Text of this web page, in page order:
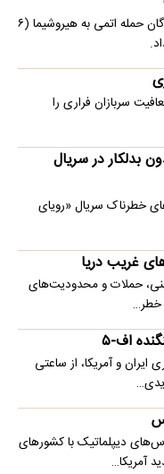
سفیر ایران در توکیو، در مراسم یادبود کشته‌شدگان حمله اتمی به هیروشیما (۶
سربازان فراری را
بدلکار در سریال
خطرناک سریال «رویای
غریب دریا
حملات و محدودیت‌های
خطر…
اف-۵
ایران و آمریکا، از ساعتی
دیپلماتیک با کشورهای
آمریکا…